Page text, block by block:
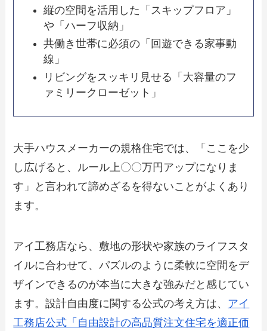
縦の空間を活用した「スキップフロア」
や「ハーフ収納」
共働き世帯に必須の「回遊できる家事動
線」
リビングをスッキリ見せる「大容量のフ
ァミリークローゼット」
大手ハウスメーカーの規格住宅では、「ここを少
し広げると、ルール上〇〇万円アップになりま
す」と言われて諦めざるを得ないことがよくあり
ます。
アイ工務店なら、敷地の形状や家族のライフスタ
イルに合わせて、パズルのように柔軟に空間をデ
ザインできるのが本当に大きな強みだと感じてい
ます。設計自由度に関する公式の考え方は、 アイ
工務店公式「自由設計の高品質注文住宅を適正価